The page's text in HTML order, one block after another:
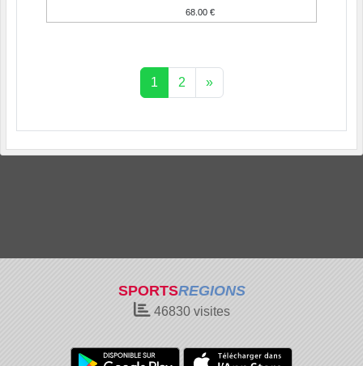
68.00 €
1 2 »
SPORTSREGIONS
46830visites